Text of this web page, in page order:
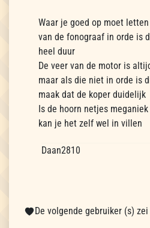
Waar je goed op moet
van de fonograaf in orde is
heel duur
De veer van de motor is
maar als die niet in orde is
maak dat de koper duidelijk
Is de hoorn netjes
kan je het zelf wel in villen
Daan2810
De volgende gebruiker (s)